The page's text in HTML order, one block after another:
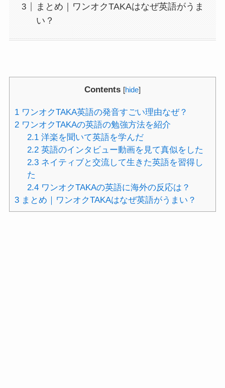
まとめ｜ワンオクTAKAはなぜ英語がうま
い？
Contents [hide]
1ワンオクTAKA英語の発音すごい理由なぜ？
2ワンオクTAKAの英語の勉強方法を紹介
2.1 洋楽を聞いて英語を学んだ
2.2 英語のインタビュー動画を見て真似をした
2.3 ネイティブと交流して生きた英語を習得し
た
2.4 ワンオクTAKAの英語に海外の反応は？
3まとめ｜ワンオクTAKAはなぜ英語がうまい？